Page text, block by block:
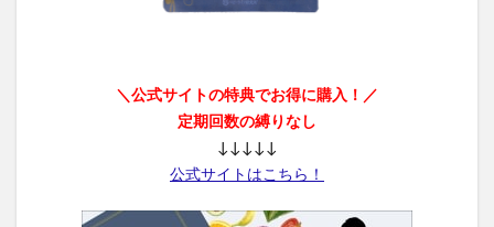
＼公式サイトの特典でお得に購入！／
定期回数の縛りなし
↓↓↓↓↓
公式サイトはこちら！